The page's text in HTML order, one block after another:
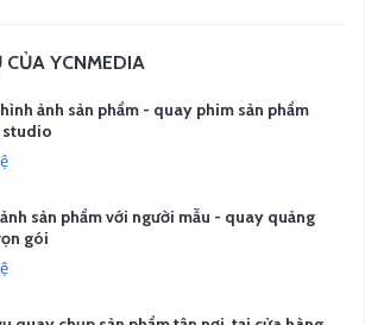
YCNMEDIA
ảnh sản phẩm - quay phim sản phẩm
sản phẩm với người mẫu - quay quảng
gói